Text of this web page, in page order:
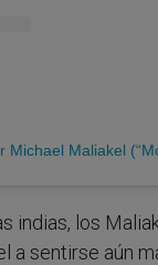
indias, los
a sentirse aún